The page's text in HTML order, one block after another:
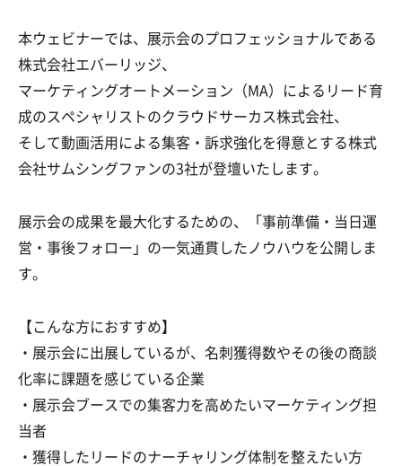
本ウェビナーでは、展示会のプロフェッショナルである
株式会社エバーリッジ、
マーケティングオートメーション（MA）によるリード育
成のスペシャリストのクラウドサーカス株式会社、
そして動画活用による集客・訴求強化を得意とする株式
会社サムシングファンの3社が登壇いたします。
展示会の成果を最大化するための、「事前準備・当日運
営・事後フォロー」の一気通貫したノウハウを公開しま
す。
【こんな方におすすめ】
・展示会に出展しているが、名刺獲得数やその後の商談
化率に課題を感じている企業
・展示会ブースでの集客力を高めたいマーケティング担
当者
・獲得したリードのナーチャリング体制を整えたい方